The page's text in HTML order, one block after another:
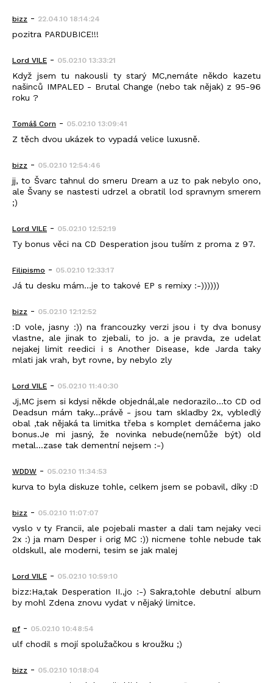
bizz - 22.04.10 18:14:24
pozitra PARDUBICE!!!
Lord VILE - 05.02.10 13:33:21
Když jsem tu nakousli ty starý MC,nemáte někdo kazetu
našinců IMPALED - Brutal Change (nebo tak nějak) z 95-96
roku ?
Tomáš Corn - 05.02.10 13:09:41
Z těch dvou ukázek to vypadá velice luxusně.
bizz - 05.02.10 12:54:46
jj, to Švarc tahnul do smeru Dream a uz to pak nebylo ono,
ale Švany se nastesti udrzel a obratil lod spravnym smerem
;)
Lord VILE - 05.02.10 12:52:19
Ty bonus věci na CD Desperation jsou tuším z proma z 97.
Filipismo - 05.02.10 12:33:17
Já tu desku mám...je to takové EP s remixy :-))))))
bizz - 05.02.10 12:12:52
:D vole, jasny :)) na francouzky verzi jsou i ty dva bonusy
vlastne, ale jinak to zjebali, to jo. a je pravda, ze udelat
nejakej limit reedici i s Another Disease, kde Jarda taky
mlati jak vrah, byt rovne, by nebylo zly
Lord VILE - 05.02.10 11:40:30
Jj,MC jsem si kdysi někde objednál,ale nedorazilo...to CD od
Deadsun mám taky...právě - jsou tam skladby 2x, vybledlý
obal ,tak nějaká ta limitka třeba s komplet demáčema jako
bonus.Je mi jasný, že novinka nebude(nemůže být) old
metal...zase tak dementní nejsem :-)
WDDW - 05.02.10 11:34:53
kurva to byla diskuze tohle, celkem jsem se pobavil, díky :D
bizz - 05.02.10 11:07:07
vyslo v ty Francii, ale pojebali master a dali tam nejaky veci
2x :) ja mam Desper i orig MC :)) nicmene tohle nebude tak
oldskull, ale moderni, tesim se jak malej
Lord VILE - 05.02.10 10:59:10
bizz:Ha,tak Desperation II.,jo :-) Sakra,tohle debutní album
by mohl Zdena znovu vydat v nějaký limitce.
pf - 05.02.10 10:48:54
ulf chodil s mojí spolužačkou s kroužku ;)
bizz - 05.02.10 10:18:04